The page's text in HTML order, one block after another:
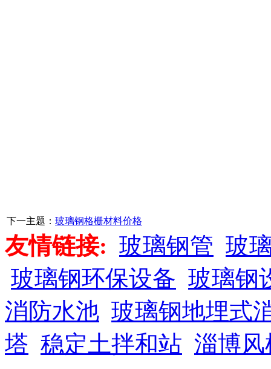
下一主题： 玻璃钢格栅材料价格
友情链接: 玻璃钢管 玻
玻璃钢环保设备 玻璃钢
消防水池 玻璃钢地埋式
塔 稳定土拌和站 淄博风